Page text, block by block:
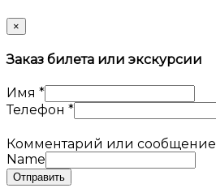
×
Заказ билета или экскурсии
Имя *
Телефон *
Комментарий или сообщение
Name
Отправить